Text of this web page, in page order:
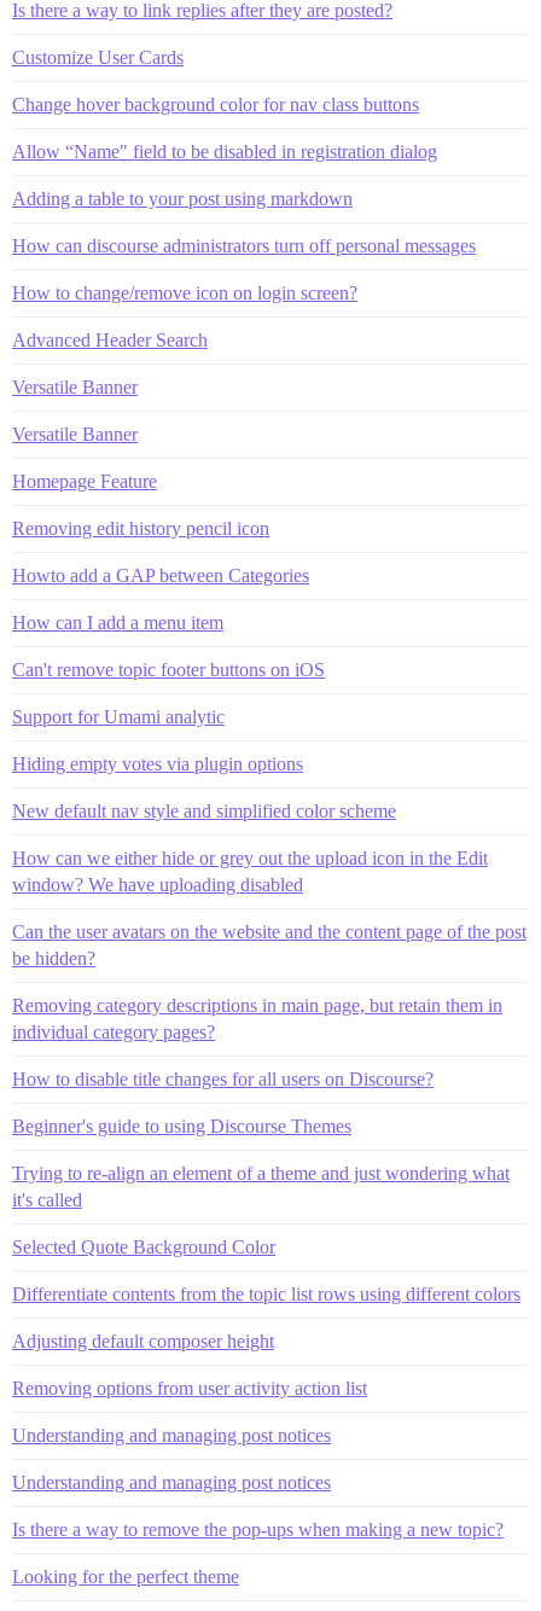
Is there a way to link replies after they are posted?
Customize User Cards
Change hover background color for nav class buttons
Allow “Name" field to be disabled in registration dialog
Adding a table to your post using markdown
How can discourse administrators turn off personal messages
How to change/remove icon on login screen?
Advanced Header Search
Versatile Banner
Versatile Banner
Homepage Feature
Removing edit history pencil icon
Howto add a GAP between Categories
How can I add a menu item
Can't remove topic footer buttons on iOS
Support for Umami analytic
Hiding empty votes via plugin options
New default nav style and simplified color scheme
How can we either hide or grey out the upload icon in the Edit
window? We have uploading disabled
Can the user avatars on the website and the content page of the post
be hidden?
Removing category descriptions in main page, but retain them in
individual category pages?
How to disable title changes for all users on Discourse?
Beginner's guide to using Discourse Themes
Trying to re-align an element of a theme and just wondering what
it's called
Selected Quote Background Color
Differentiate contents from the topic list rows using different colors
Adjusting default composer height
Removing options from user activity action list
Understanding and managing post notices
Understanding and managing post notices
Is there a way to remove the pop-ups when making a new topic?
Looking for the perfect theme